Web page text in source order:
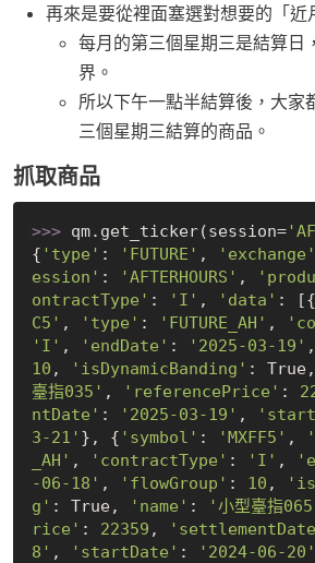
再來是要從裡面塞選對想要的「近
每月的第三個星期三是結算日
界。
所以下午一點半結算後，大家
三個星期三結算的商品。
抓取商品
>>> qm.get_ticker(session=
{ 'type' : 'FUTURE' , 'exchange'
ession' : 'AFTERHOURS' ,
ontractType' : 'I' , 'data' : [{
C5' , 'type' : 'FUTURE_AH' ,
'I' , 'endDate' : '2025-03-19' ,
10 , 'isDynamicBanding' : True,
臺指035' , 'referencePrice' :
ntDate' : '2025-03-19' ,
3-21' }, { 'symbol' : 'MXFF5' ,
_AH' , 'contractType' : 'I' ,
-06-18' , 'flowGroup' : 10 ,
g' : True, 'name' : '小型臺指
rice' : 22359 ,
8' , 'startDate' : '2024-06-20'